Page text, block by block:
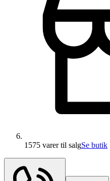
1575 varertil salgSe butik